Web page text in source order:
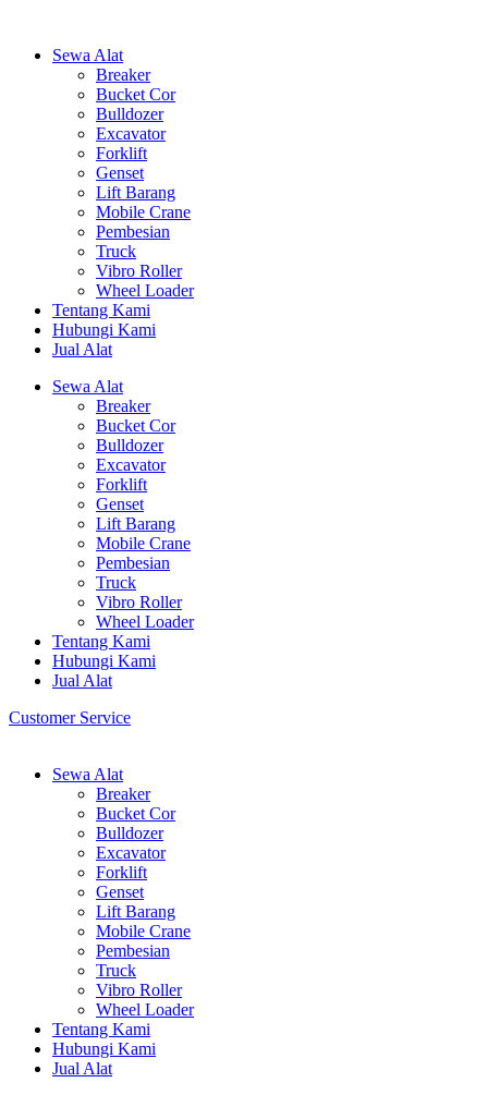
Sewa Alat
Breaker
Bucket Cor
Bulldozer
Excavator
Forklift
Genset
Lift Barang
Mobile Crane
Pembesian
Truck
Vibro Roller
Wheel Loader
Tentang Kami
Hubungi Kami
Jual Alat
Sewa Alat
Breaker
Bucket Cor
Bulldozer
Excavator
Forklift
Genset
Lift Barang
Mobile Crane
Pembesian
Truck
Vibro Roller
Wheel Loader
Tentang Kami
Hubungi Kami
Jual Alat
Customer Service
Sewa Alat
Breaker
Bucket Cor
Bulldozer
Excavator
Forklift
Genset
Lift Barang
Mobile Crane
Pembesian
Truck
Vibro Roller
Wheel Loader
Tentang Kami
Hubungi Kami
Jual Alat